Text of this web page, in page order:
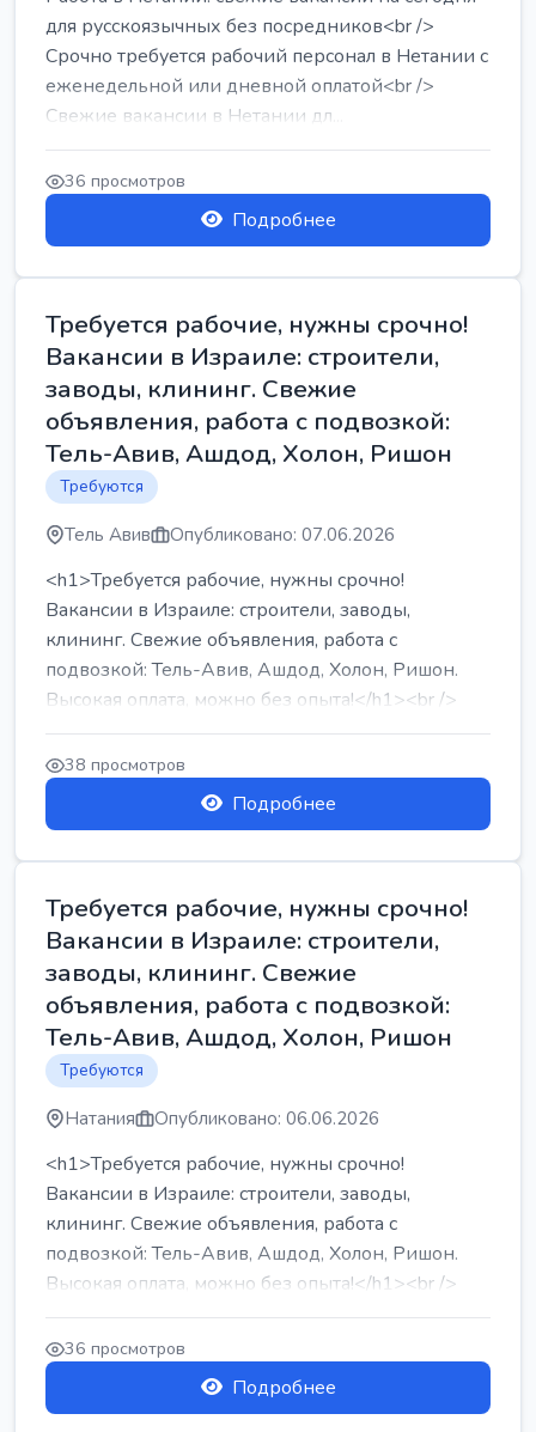
для русскоязычных без посредников<br />
Срочно требуется рабочий персонал в Нетании с
еженедельной или дневной оплатой<br />
Свежие вакансии в Нетании дл...
36 просмотров
Подробнее
Требуется рабочие, нужны срочно!
Вакансии в Израиле: строители,
заводы, клининг. Свежие
объявления, работа с подвозкой:
Тель-Авив, Ашдод, Холон, Ришон
Требуются
Тель Авив Опубликовано: 07.06.2026
<h1>Требуется рабочие, нужны срочно!
Вакансии в Израиле: строители, заводы,
клининг. Свежие объявления, работа с
подвозкой: Тель-Авив, Ашдод, Холон, Ришон.
Высокая оплата, можно без опыта!</h1><br />
...
38 просмотров
Подробнее
Требуется рабочие, нужны срочно!
Вакансии в Израиле: строители,
заводы, клининг. Свежие
объявления, работа с подвозкой:
Тель-Авив, Ашдод, Холон, Ришон
Требуются
Натания Опубликовано: 06.06.2026
<h1>Требуется рабочие, нужны срочно!
Вакансии в Израиле: строители, заводы,
клининг. Свежие объявления, работа с
подвозкой: Тель-Авив, Ашдод, Холон, Ришон.
Высокая оплата, можно без опыта!</h1><br />
...
36 просмотров
Подробнее